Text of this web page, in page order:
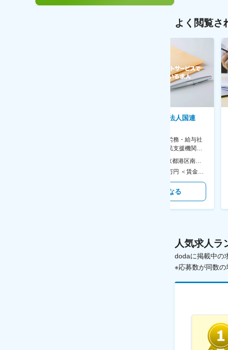
よく閲覧さ
特定非営利活動法人国連
【表参道】人事（労務・給与社
保等）◆国連の難民支援機関の
活動を支える日本公式支援窓口
本社 住所：東京都港区南青山6-10-11 ウェスレーセンター3F 勤務地最寄駅：地下鉄各線／表参道駅 受動喫煙対策：屋内全面禁煙 変更の範囲：会社の定める事業所（リモートワーク含む）
450万円～550万円 ＜賃金形態＞ 月給制 ＜賃金内訳＞ 月額（基本給）：340,000円～420,000円 ＜月給＞ 340,000円～420,000円 ＜昇給有無＞ 有 ＜残業手当＞ 有 ＜給与補足＞ ※能力・経験によって決定します。 ■賞与あり（業績評価に応じて支給） 賃金はあくまでも目安の金額であり、選考を通じて上下する可能性があります。 月給(月額)は固定手当を含めた表記です。
気になる
人気求人ラ
dodaに掲載中の
※応募数が同数の